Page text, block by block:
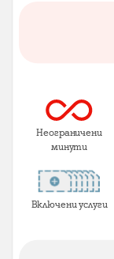
Неограничени
минути
Включени услуги